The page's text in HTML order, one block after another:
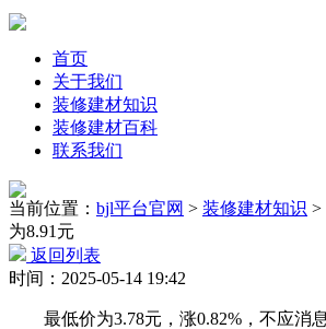
首页
关于我们
装修建材知识
装修建材百科
联系我们
当前位置： bjl平台官网 > 装修建材知识 >
为8.91元
返回列表
时间：2025-05-14 19:42
最低价为3.78元，涨0.82%，不应消